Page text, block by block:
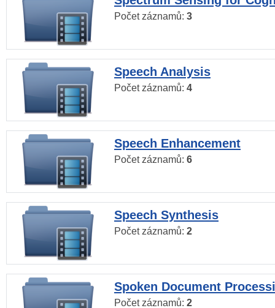
Počet záznamů: 3
Speech Analysis
Počet záznamů: 4
Speech Enhancement
Počet záznamů: 6
Speech Synthesis
Počet záznamů: 2
Spoken Document
Počet záznamů: 2